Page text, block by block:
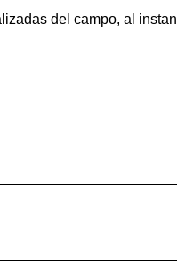
del campo, al